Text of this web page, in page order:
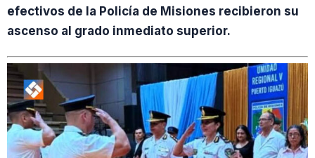
efectivos de la Policía de Misiones recibieron su
ascenso al grado inmediato superior.